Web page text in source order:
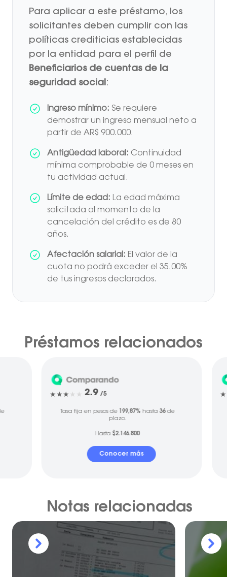
Para aplicar a este préstamo, los
solicitantes deben cumplir con las
políticas crediticias establecidas
por la entidad para el perfil de
Beneficiarios de cuentas de la
seguridad social :
Ingreso mínimo: Se requiere
demostrar un ingreso mensual neto a
partir de AR$ 900.000.
Antigüedad laboral: Continuidad
mínima comprobable de 0 meses en
tu actividad actual.
Límite de edad: La edad máxima
solicitada al momento de la
cancelación del crédito es de 80
años.
Afectación salarial: El valor de la
cuota no podrá exceder el 35.00%
de tus ingresos declarados.
Préstamos relacionados
2.9 /5
Tasa fija en pesos de 199,87% hasta36de
plazo.
Hasta$2.146.800
Conocer más
Notas relacionadas